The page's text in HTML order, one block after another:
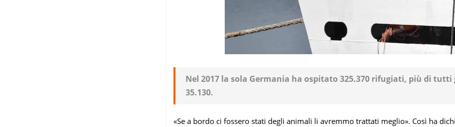
Nel 2017 la sola Germania ha ospitato 325.370 rifugiati, più di tutti
35.130.
«Se a bordo ci fossero stati degli animali li avremmo trattati meglio». Così ha